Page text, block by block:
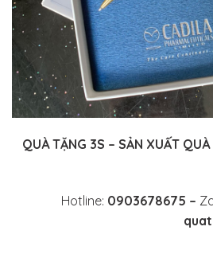
QUÀ TẶNG 3S – SẢN XUẤT
Hotline: 0903678675 –